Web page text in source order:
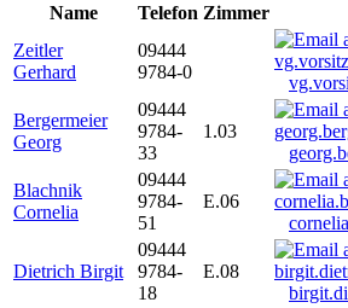
Name
Telefon Zimmer
Zeitler
Gerhard
09444
9784-0
Bergermeier
Georg
09444
9784-
33
1.03
Blachnik
Cornelia
09444
9784-
51
E.06
Dietrich Birgit
09444
9784-
18
E.08